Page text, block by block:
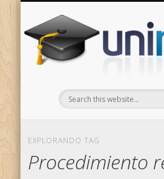
EXPLORANDO TAG
Procedimiento